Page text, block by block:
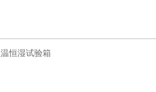
恒湿试验箱